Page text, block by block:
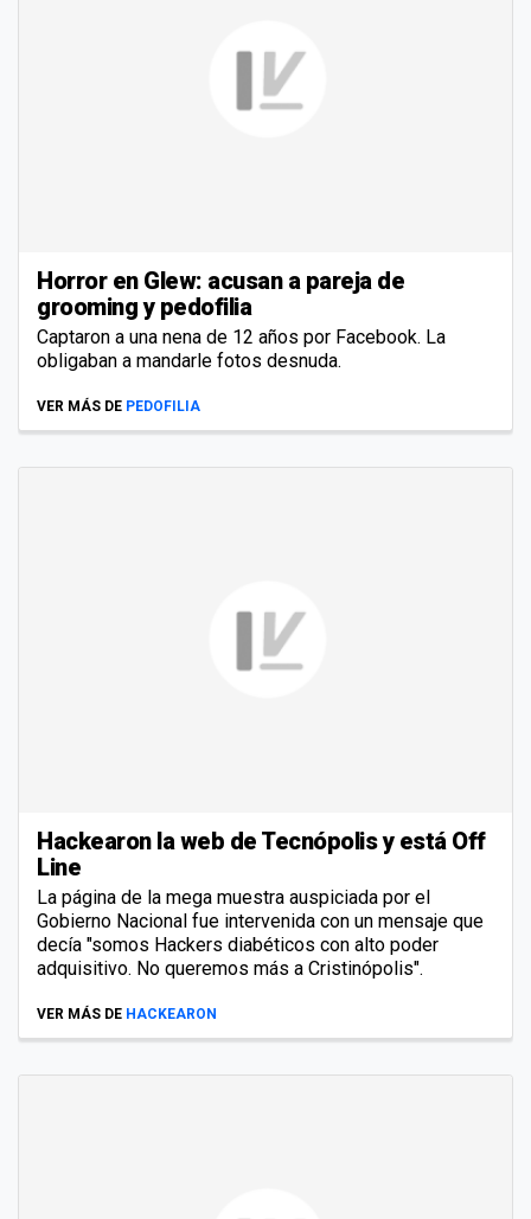
Horror en Glew: acusan a pareja de
grooming y pedofilia
Captaron a una nena de 12 años por Facebook. La
obligaban a mandarle fotos desnuda.
VER MÁS DE PEDOFILIA
Hackearon la web de Tecnópolis y está Off
Line
La página de la mega muestra auspiciada por el
Gobierno Nacional fue intervenida con un mensaje que
decía "somos Hackers diabéticos con alto poder
adquisitivo. No queremos más a Cristinópolis".
VER MÁS DE HACKEARON